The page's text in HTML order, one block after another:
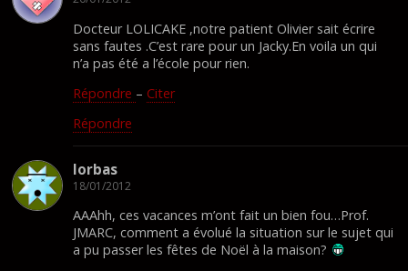
Docteur LOLICAKE ,notre patient Olivier sait écrire
sans fautes .C’est rare pour un Jacky.En voila un qui
n’a pas été a l’école pour rien.
Répondre – Citer
Répondre
lorbas
18/01/2012
AAAhh, ces vacances m’ont fait un bien fou…Prof.
JMARC, comment a évolué la situation sur le sujet qui
a pu passer les fêtes de Noël à la maison?